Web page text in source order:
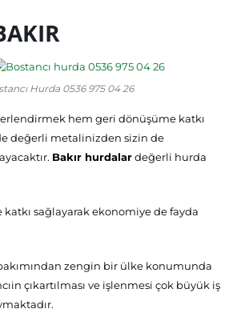
Hurda 0536 975 04 26
hem geri dönüşüme katkı
değerli metalinizden sizin de
Bakır hurdalardeğerli hurda
sağlayarak ekonomiye de fayda
zengin bir ülke konumunda
çıkartılması ve işlenmesi çok büyük iş